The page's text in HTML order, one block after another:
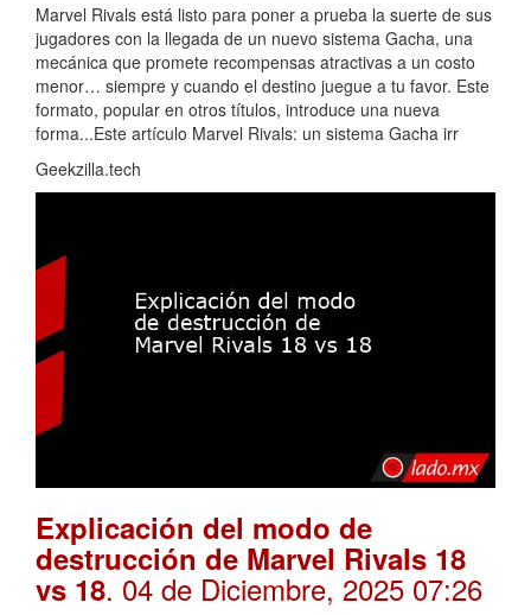
Marvel Rivals está listo para poner a prueba la suerte de sus
jugadores con la llegada de un nuevo sistema Gacha, una
mecánica que promete recompensas atractivas a un costo
menor… siempre y cuando el destino juegue a tu favor. Este
formato, popular en otros títulos, introduce una nueva
forma...Este artículo Marvel Rivals: un sistema Gacha irr
Geekzilla.tech
Explicación del modo de
destrucción de Marvel Rivals 18
vs 18. 04 de Diciembre, 2025 07:26